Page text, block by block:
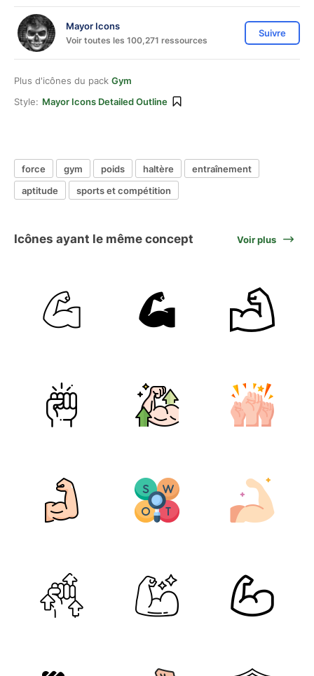
Mayor Icons
Voir toutes les 100,271 ressources
Suivre
Plus d'icônes du pack Gym
Style: Mayor Icons Detailed Outline
force gym poids haltère
entraînement
aptitude
sports et compétition
Icônes ayant le même concept Voir plus